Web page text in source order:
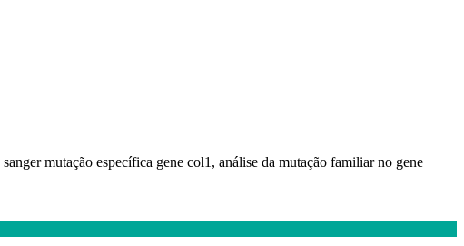
mutação específica gene col1, análise da mutação familiar no gene